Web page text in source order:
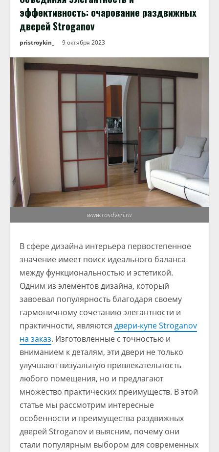
эффективность: очарование раздвижных
дверей Stroganov
pristroykin_ 9 октября 2023
www.rosdveri.ru
В сфере дизайна интерьера первостепенное
значение имеет поиск идеального баланса
между функциональностью и эстетикой.
Одним из элементов дизайна, который
завоевал популярность благодаря своему
гармоничному сочетанию элегантности и
практичности, являются двери-купе Stroganov
на заказ. Изготовленные с точностью и
вниманием к деталям, эти двери не только
улучшают визуальную привлекательность
любого помещения, но и предлагают
множество практических преимуществ. В этой
статье мы рассмотрим интересные
особенности и преимущества раздвижных
дверей Stroganov и выясним, почему они
стали популярным выбором для современных